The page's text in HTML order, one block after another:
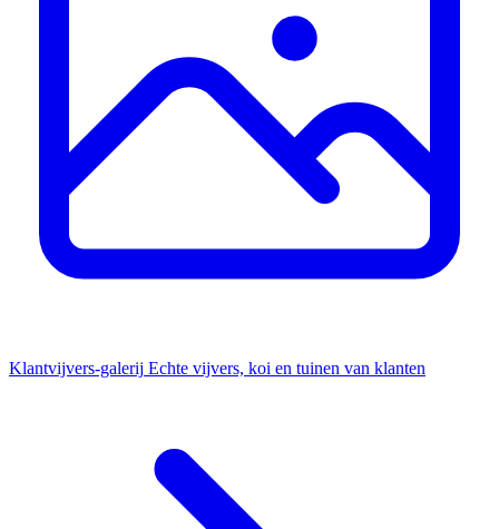
Klantvijvers-galerij Echte vijvers, koi en tuinen van klanten